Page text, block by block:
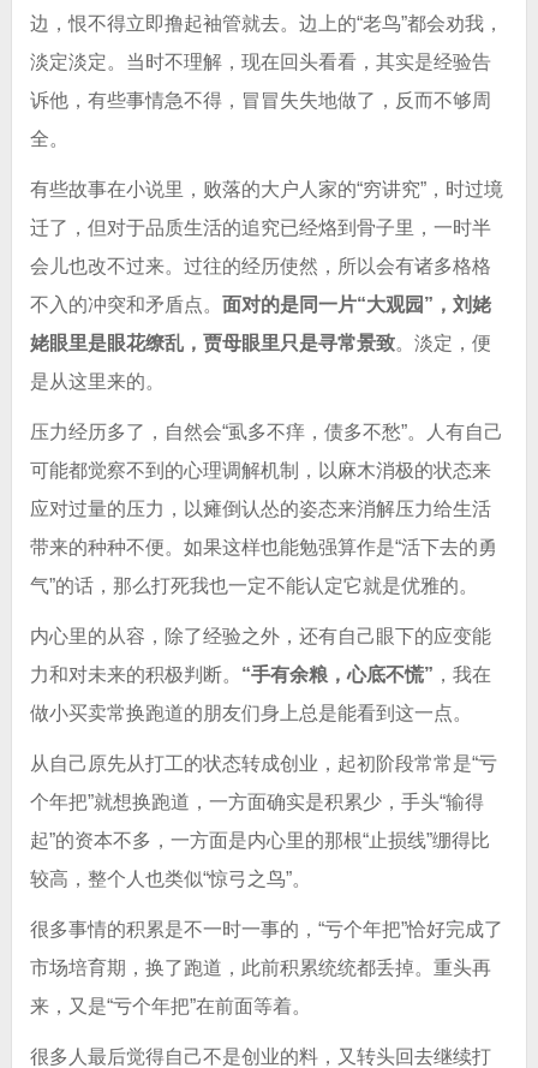
边，恨不得立即撸起袖管就去。边上的“老鸟”都会劝我，
淡定淡定。当时不理解，现在回头看看，其实是经验告
诉他，有些事情急不得，冒冒失失地做了，反而不够周
全。
有些故事在小说里，败落的大户人家的“穷讲究”，时过境
迁了，但对于品质生活的追究已经烙到骨子里，一时半
会儿也改不过来。过往的经历使然，所以会有诸多格格
不入的冲突和矛盾点。 面对的是同一片“大观园”，刘姥
姥眼里是眼花缭乱，贾母眼里只是寻常景致。淡定，便
是从这里来的。
压力经历多了，自然会“虱多不痒，债多不愁”。人有自己
可能都觉察不到的心理调解机制，以麻木消极的状态来
应对过量的压力，以瘫倒认怂的姿态来消解压力给生活
带来的种种不便。如果这样也能勉强算作是“活下去的勇
气”的话，那么打死我也一定不能认定它就是优雅的。
内心里的从容，除了经验之外，还有自己眼下的应变能
力和对未来的积极判断。 “手有余粮，心底不慌” ，我在
做小买卖常换跑道的朋友们身上总是能看到这一点。
从自己原先从打工的状态转成创业，起初阶段常常是“亏
个年把”就想换跑道，一方面确实是积累少，手头“输得
起”的资本不多，一方面是内心里的那根“止损线”绷得比
较高，整个人也类似“惊弓之鸟”。
很多事情的积累是不一时一事的，“亏个年把”恰好完成了
市场培育期，换了跑道，此前积累统统都丢掉。重头再
来，又是“亏个年把”在前面等着。
很多人最后觉得自己不是创业的料，又转头回去继续打